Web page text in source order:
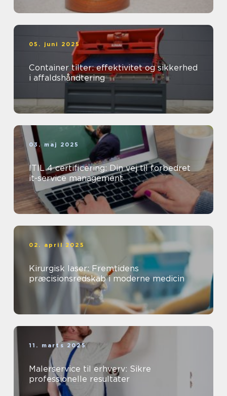
05. juni 2025
Container tilter: effektivitet og sikkerhed
i affaldshåndtering
03. maj 2025
ITIL 4 certificering: Din vej til forbedret
it-service management
02. april 2025
Kirurgisk laser: Fremtidens
præcisionsredskab i moderne medicin
11. marts 2025
Malerservice til erhverv: Sikre
professionelle resultater